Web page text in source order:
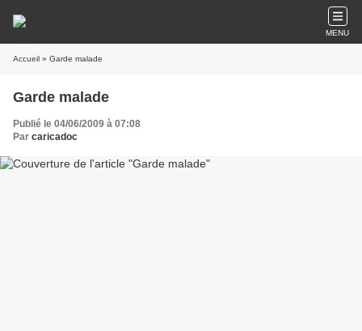
MENU
Accueil » Garde malade
Garde malade
Publié le 04/06/2009 à 07:08
Par caricadoc